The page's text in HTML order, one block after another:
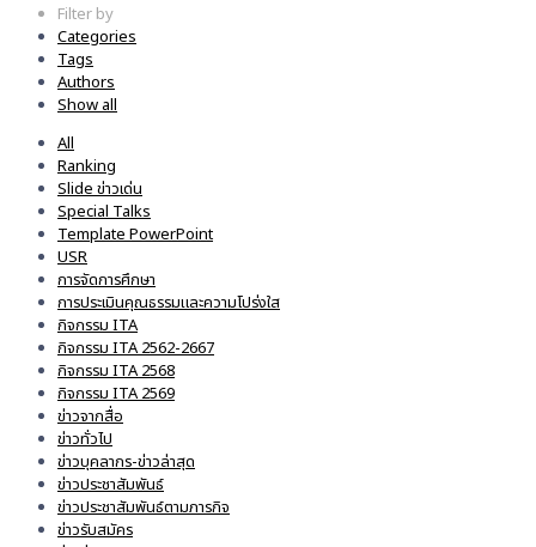
Filter by
Categories
Tags
Authors
Show all
All
Ranking
Slide ข่าวเด่น
Special Talks
Template PowerPoint
USR
การจัดการศึกษา
การประเมินคุณธรรมและความโปร่งใส
กิจกรรม ITA
กิจกรรม ITA 2562-2667
กิจกรรม ITA 2568
กิจกรรม ITA 2569
ข่าวจากสื่อ
ข่าวทั่วไป
ข่าวบุคลากร-ข่าวล่าสุด
ข่าวประชาสัมพันธ์
ข่าวประชาสัมพันธ์ตามภารกิจ
ข่าวรับสมัคร